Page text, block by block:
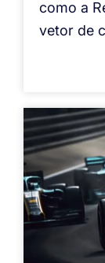
como a
vetor de